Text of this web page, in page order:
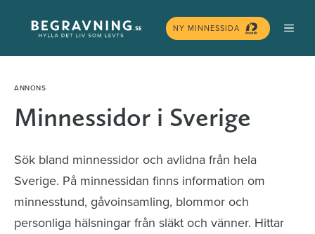
innehåll
NY MINNESSIDA
Minnessidor i Sverige
Sök bland minnessidor och avlidna från hela
Sverige. På minnessidan finns information om
minnesstund, gåvoinsamling, blommor och
personliga hälsningar från släkt och vänner. Hittar